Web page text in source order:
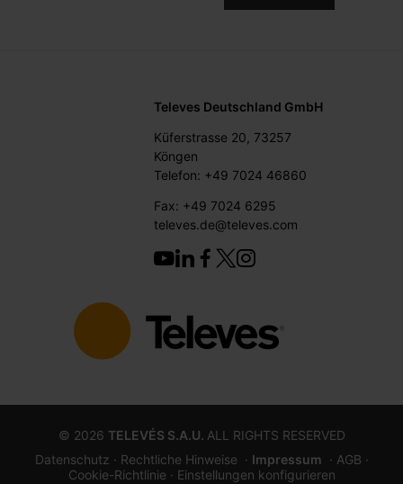
Televes Deutschland GmbH
Küferstrasse 20, 73257
Köngen
Telefon: +49 7024 46860
Fax: +49 7024 6295
televes.de@televes.com
© 2026 TELEVÉS S.A.U. ALL RIGHTS RESERVED
Datenschutz · Rechtliche Hinweise · Impressum · AGB ·
Cookie-Richtlinie · Einstellungen konfigurieren